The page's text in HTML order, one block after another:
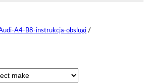
A4-B8-instrukcja-obslugi /